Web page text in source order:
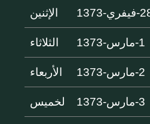
1373 الإثنين
1-مارس-1373 الثلاثاء
2-مارس-1373 الأربعاء
3-مارس-1373 لخميس